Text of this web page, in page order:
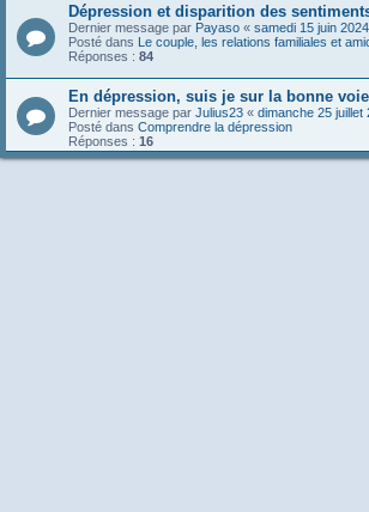
Dépression et disparition des
Dernier message par Payaso « samedi 15 juin
Posté dans Le couple, les relations familiales et
Réponses : 84
En dépression, suis je sur la bonne
Dernier message par Julius23 « dimanche 25 juillet
Posté dans Comprendre la dépression
Réponses : 16